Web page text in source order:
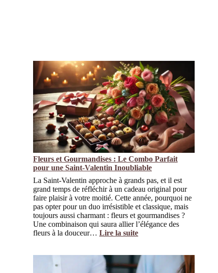
Fleurs et Gourmandises : Le Combo Parfait
pour une Saint-Valentin Inoubliable
La Saint-Valentin approche à grands pas, et il est
grand temps de réfléchir à un cadeau original pour
faire plaisir à votre moitié. Cette année, pourquoi ne
pas opter pour un duo irrésistible et classique, mais
toujours aussi charmant : fleurs et gourmandises ?
Une combinaison qui saura allier l’élégance des
fleurs à la douceur… Lire la suite:
Gourmandises
: